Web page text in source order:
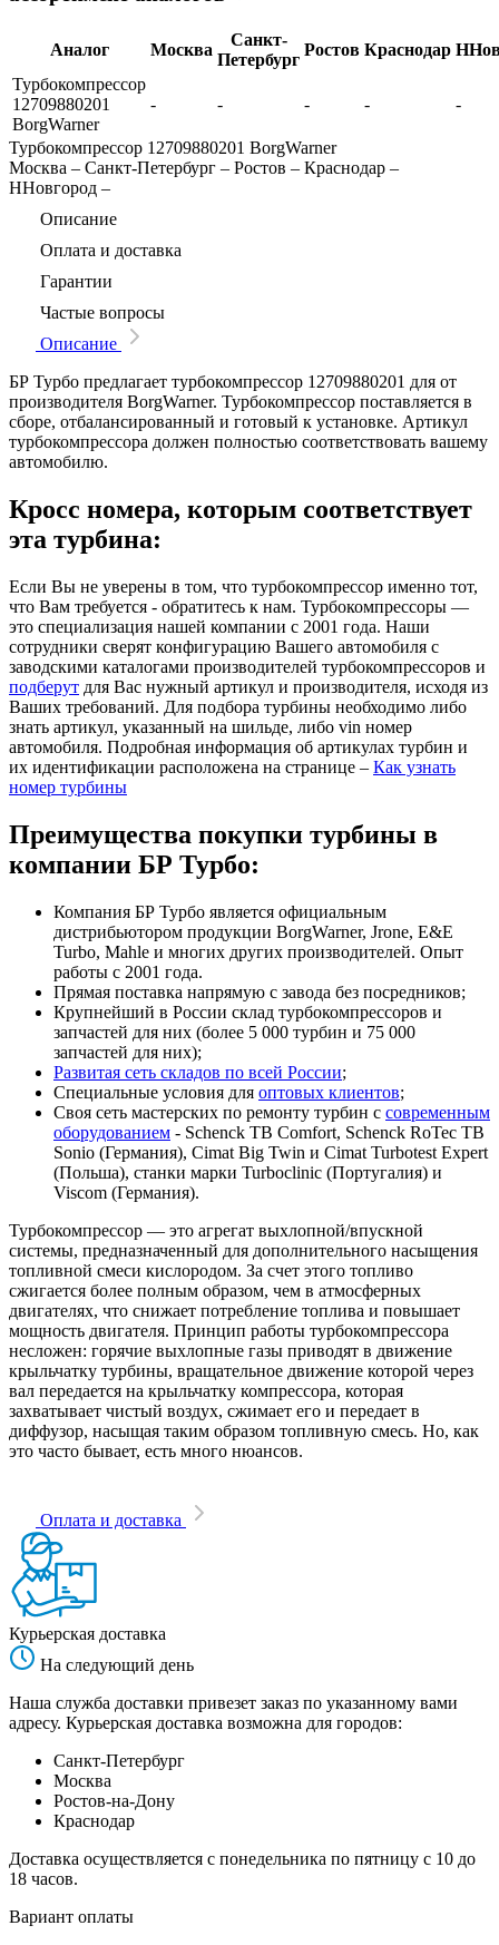
Аналог Москва
Санкт-
Петербург
Ростов Краснодар
Турбокомпрессор
12709880201
BorgWarner
- - - - -
Турбокомпрессор 12709880201 BorgWarner
Москва – Санкт-Петербург – Ростов – Краснодар –
ННовгород –
Описание
Оплата и доставка
Гарантии
Частые вопросы
Описание
БР Турбо предлагает турбокомпрессор 12709880201 для от
производителя BorgWarner. Турбокомпрессор поставляется в
сборе, отбалансированный и готовый к установке. Артикул
турбокомпрессора должен полностью соответствовать вашему
автомобилю.
Кросс номера, которым соответствует
эта турбина:
Если Вы не уверены в том, что турбокомпрессор именно тот,
что Вам требуется - обратитесь к нам. Турбокомпрессоры —
это специализация нашей компании с 2001 года. Наши
сотрудники сверят конфигурацию Вашего автомобиля с
заводскими каталогами производителей турбокомпрессоров и
подберут для Вас нужный артикул и производителя, исходя из
Ваших требований. Для подбора турбины необходимо либо
знать артикул, указанный на шильде, либо vin номер
автомобиля. Подробная информация об артикулах турбин и
их идентификации расположена на странице – Как узнать
номер турбины
Преимущества покупки турбины в
компании БР Турбо:
Компания БР Турбо является официальным
дистрибьютором продукции BorgWarner, Jrone, E&E
Turbo, Mahle и многих других производителей. Опыт
работы с 2001 года.
Прямая поставка напрямую с завода без посредников;
Крупнейший в России склад турбокомпрессоров и
запчастей для них (более 5 000 турбин и 75 000
запчастей для них);
Развитая сеть складов по всей России;
Специальные условия для оптовых клиентов;
Своя сеть мастерских по ремонту турбин с современным
оборудованием - Schenck TB Comfort, Schenck RoTec TB
Sonio (Германия), Cimat Big Twin и Cimat Turbotest Expert
(Польша), станки марки Turboclinic (Португалия) и
Viscom (Германия).
Турбокомпрессор — это агрегат выхлопной/впускной
системы, предназначенный для дополнительного насыщения
топливной смеси кислородом. За счет этого топливо
сжигается более полным образом, чем в атмосферных
двигателях, что снижает потребление топлива и повышает
мощность двигателя. Принцип работы турбокомпрессора
несложен: горячие выхлопные газы приводят в движение
крыльчатку турбины, вращательное движение которой через
вал передается на крыльчатку компрессора, которая
захватывает чистый воздух, сжимает его и передает в
диффузор, насыщая таким образом топливную смесь. Но, как
это часто бывает, есть много нюансов.
Оплата и доставка
Курьерская доставка
На следующий день
Наша служба доставки привезет заказ по указанному вами
адресу. Курьерская доставка возможна для городов:
Санкт-Петербург
Москва
Ростов-на-Дону
Краснодар
Доставка осуществляется с понедельника по пятницу с 10 до
18 часов.
Вариант оплаты